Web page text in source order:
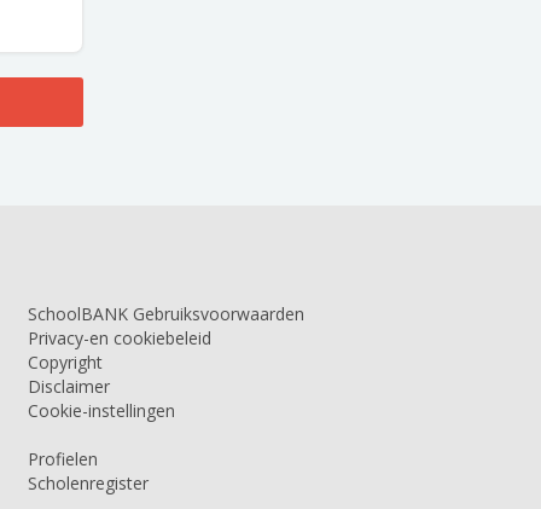
SchoolBANK Gebruiksvoorwaarden
Privacy-en cookiebeleid
Copyright
Disclaimer
Cookie-instellingen
Profielen
Scholenregister